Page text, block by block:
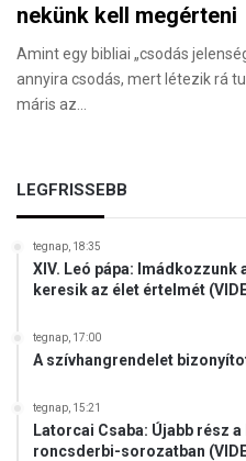
nekünk kell megérteni
Amint egy bibliai „csodás
annyira csodás, mert létezik rá
máris az…
LEGFRISSEBB
tegnap, 18:35
XIV. Leó pápa:
keresik az élet értelmét
tegnap, 17:00
A szívhangrendelet
tegnap, 15:21
Latorcai Csaba: Újabb rész
roncsderbi-sorozatban